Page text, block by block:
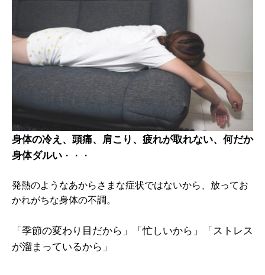
身体の冷え、頭痛、肩こり、疲れが取れない、何だか
身体ダルい ・・・
発熱のようなあからさまな症状ではないから、放ってお
かれがちな身体の不調。
「季節の変わり目だから」「忙しいから」「ストレス
が溜まっているから」